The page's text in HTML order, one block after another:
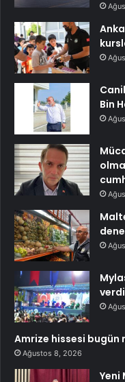
Bin
verdi
Amrize hissesi bugün
Ağustos 8, 2026